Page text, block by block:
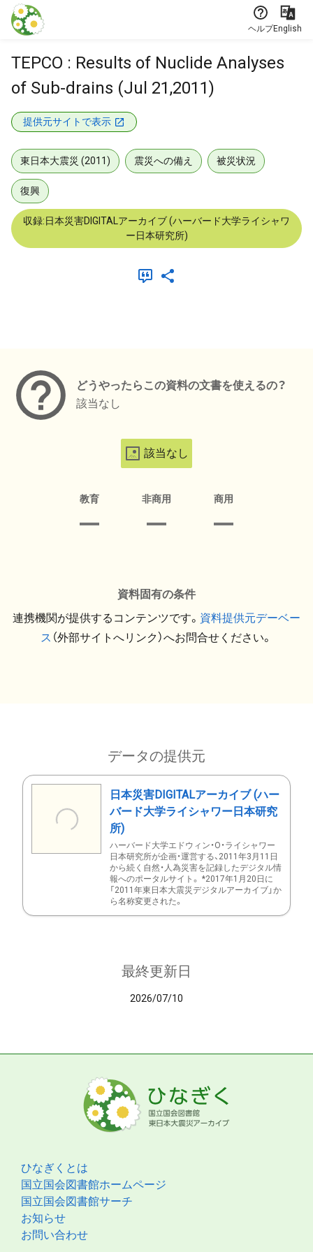
本文に飛ぶ
ヘルプEnglish
TEPCO : Results of Nuclide Analyses
of Sub-drains (Jul 21,2011)
提供元サイトで表示
東日本大震災 (2011) 震災への備え 被災状況
復興
収録:日本災害DIGITALアーカイブ (ハーバード大学ライシャワ
ー日本研究所)
どうやったらこの資料の文書を使えるの？
該当なし
該当なし
教育 非商用 商用
資料固有の条件
連携機関が提供するコンテンツです。 資料提供元デーベー
ス （外部サイトへリンク）へお問合せください。
データの提供元
日本災害DIGITALアーカイブ (ハー
バード大学ライシャワー日本研究
所)
ハーバード大学エドウィン・O・ライシャワー
日本研究所が企画・運営する、2011年3月11日
から続く自然・人為災害を記録したデジタル情
報へのポータルサイト。 *2017年1月20日に
「2011年東日本大震災デジタルアーカイブ」か
ら名称変更された。
最終更新日
2026/07/10
ひなぎくとは
国立国会図書館ホームページ
国立国会図書館サーチ
お知らせ
お問い合わせ